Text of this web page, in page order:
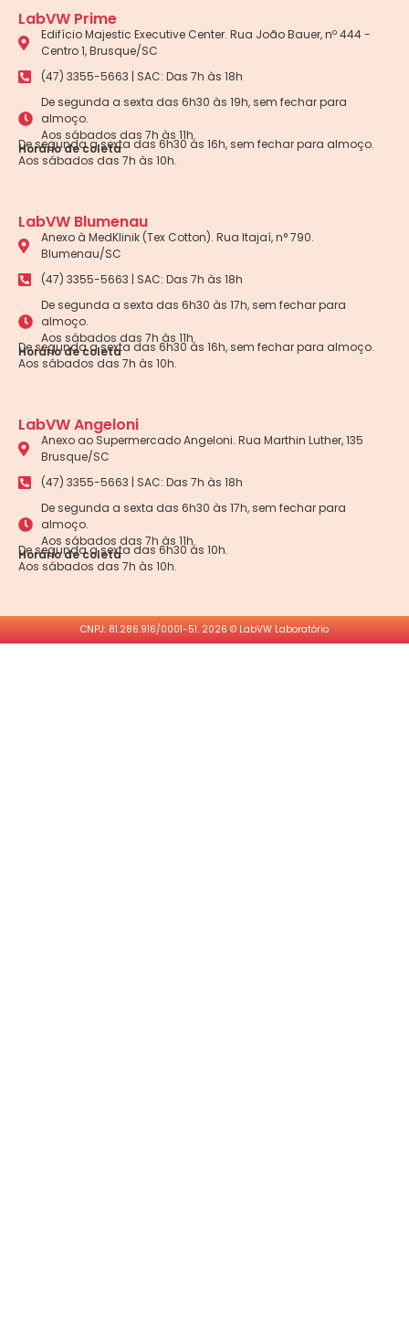
LabVW Prime
Edifício Majestic Executive Center. Rua João Bauer, nº 444 -
Centro 1, Brusque/SC
(47) 3355-5663 | SAC: Das 7h às 18h
De segunda a sexta das 6h30 às 19h, sem fechar para
almoço.
Aos sábados das 7h às 11h.
Horário de coleta
De segunda a sexta das 6h30 às 16h, sem fechar para almoço.
Aos sábados das 7h às 10h.
LabVW Blumenau
Anexo à MedKlinik (Tex Cotton). Rua Itajaí, n° 790.
Blumenau/SC
(47) 3355-5663 | SAC: Das 7h às 18h
De segunda a sexta das 6h30 às 17h, sem fechar para
almoço.
Aos sábados das 7h às 11h.
Horário de coleta
De segunda a sexta das 6h30 às 16h, sem fechar para almoço.
Aos sábados das 7h às 10h.
LabVW Angeloni
Anexo ao Supermercado Angeloni. Rua Marthin Luther, 135
Brusque/SC
(47) 3355-5663 | SAC: Das 7h às 18h
De segunda a sexta das 6h30 às 17h, sem fechar para
almoço.
Aos sábados das 7h às 11h.
Horário de coleta
De segunda a sexta das 6h30 às 10h.
Aos sábados das 7h às 10h.
CNPJ: 81.286.916/0001-51. 2026 © LabVW Laboratório